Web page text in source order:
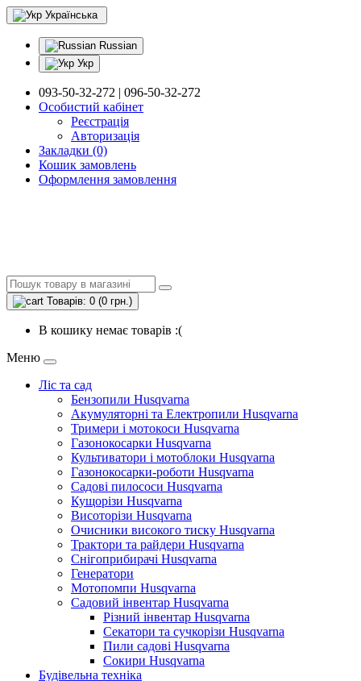
Українська
Russian
Укр
093-50-32-272 | 096-50-32-272
Особистий кабінет
Реєстрація
Авторизація
Закладки (0)
Кошик замовлень
Оформлення замовлення
Товарів: 0 (0 грн.)
В кошику немає товарів :(
Меню
Ліс та сад
Бензопили Husqvarna
Акумуляторні та Електропили Husqvarna
Тримери і мотокоси Husqvarna
Газонокосарки Husqvarna
Культиватори і мотоблоки Husqvarna
Газонокосарки-роботи Husqvarna
Садові пилососи Husqvarna
Кущорізи Husqvarna
Висоторізи Husqvarna
Очисники високого тиску Husqvarna
Трактори та райдери Husqvarna
Снігоприбирачі Husqvarna
Генератори
Мотопомпи Husqvarna
Садовий інвентар Husqvarna
Різний інвентар Husqvarna
Секатори та сучкорізи Husqvarna
Пили садові Husqvarna
Сокири Husqvarna
Будівельна техніка